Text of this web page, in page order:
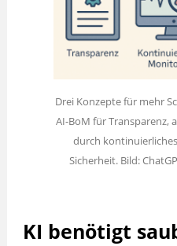
Drei Konzepte für mehr
AI-BoM für Transparenz,
durch
Sicherheit. Bild:
KI benötigt